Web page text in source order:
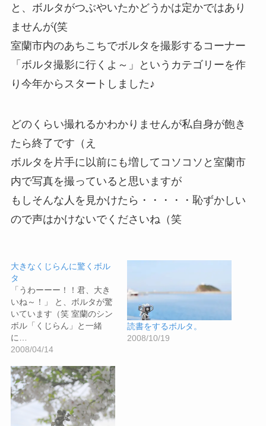
と、ボルタがつぶやいたかどうかは定かではあり
ませんが(笑
室蘭市内のあちこちでボルタを撮影するコーナー
「ボルタ撮影に行くよ～」というカテゴリーを作
り今年からスタートしました♪
どのくらい撮れるかわかりませんが私自身が飽き
たら終了です（え
ボルタを片手に以前にも増してコソコソと室蘭市
内で写真を撮っていると思いますが
もしそんな人を見かけたら・・・・・恥ずかしい
ので声はかけないでくださいね（笑
大きなくじらんに驚くボル
タ
「うわーーー！！君、大き
いね～！」 と、ボルタが驚
いています（笑 室蘭のシン
ボル「くじらん」と一緒
に…
2008/04/14
読書をするボルタ。
2008/10/19